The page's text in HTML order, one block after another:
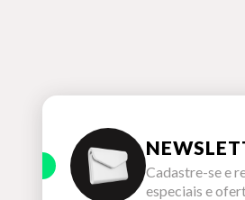
Cadastre-se e
especiais e